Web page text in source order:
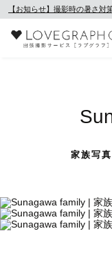
【お知らせ】撮影時の暑さ対
家族写